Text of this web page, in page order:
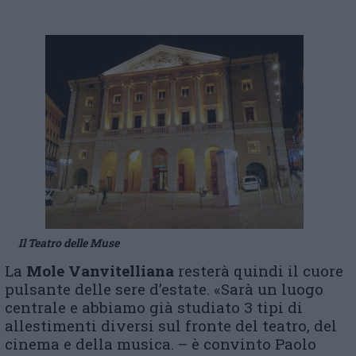
Il Teatro delle Muse
La Mole Vanvitelliana resterà quindi il cuore
pulsante delle sere d’estate. «Sarà un luogo
centrale e abbiamo già studiato 3 tipi di
allestimenti diversi sul fronte del teatro, del
cinema e della musica. – è convinto Paolo